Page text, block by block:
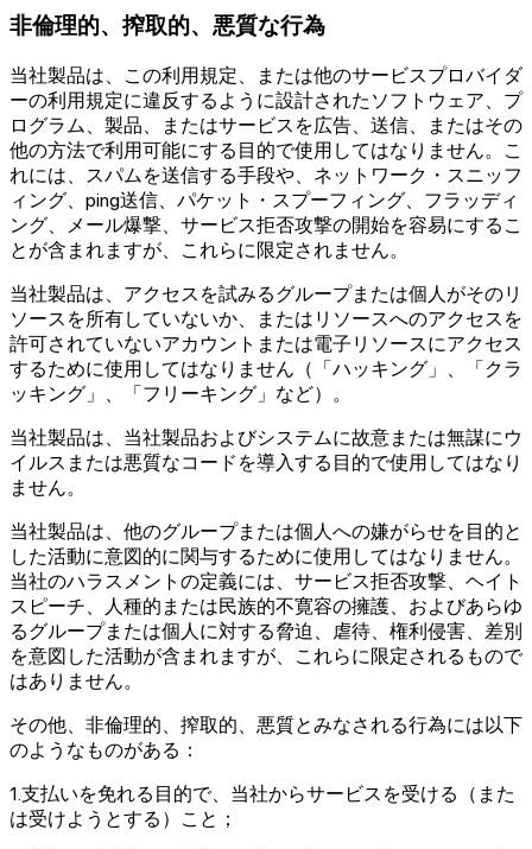
非倫理的、搾取的、悪質な行為
当社製品は、この利用規定、または他のサービスプロバイダ
ーの利用規定に違反するように設計されたソフトウェア、プ
ログラム、製品、またはサービスを広告、送信、またはその
他の方法で利用可能にする目的で使用してはなりません。こ
れには、スパムを送信する手段や、ネットワーク・スニッフ
ィング、ping送信、パケット・スプーフィング、フラッディ
ング、メール爆撃、サービス拒否攻撃の開始を容易にするこ
とが含まれますが、これらに限定されません。
当社製品は、アクセスを試みるグループまたは個人がそのリ
ソースを所有していないか、またはリソースへのアクセスを
許可されていないアカウントまたは電子リソースにアクセス
するために使用してはなりません（「ハッキング」、「クラ
ッキング」、「フリーキング」など）。
当社製品は、当社製品およびシステムに故意または無謀にウ
イルスまたは悪質なコードを導入する目的で使用してはなり
ません。
当社製品は、他のグループまたは個人への嫌がらせを目的と
した活動に意図的に関与するために使用してはなりません。
当社のハラスメントの定義には、サービス拒否攻撃、ヘイト
スピーチ、人種的または民族的不寛容の擁護、およびあらゆ
るグループまたは個人に対する脅迫、虐待、権利侵害、差別
を意図した活動が含まれますが、これらに限定されるもので
はありません。
その他、非倫理的、搾取的、悪質とみなされる行為には以下
のようなものがある：
1.支払いを免れる目的で、当社からサービスを受ける（また
は受けようとする）こと；